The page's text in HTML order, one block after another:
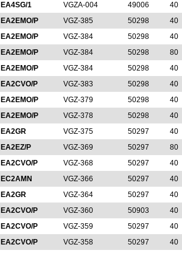
EA4SG/1
VGZA-004 49006 40
EA2EMO/P
VGZ-385 50298 40
EA2EMO/P
VGZ-384 50298 40
EA2EMO/P
VGZ-384 50298 80
EA2EMO/P
VGZ-384 50298 40
EA2CVO/P
VGZ-383 50298 40
EA2EMO/P
VGZ-379 50298 40
EA2EMO/P
VGZ-378 50298 40
EA2GR
VGZ-375 50297 40
EA2EZ/P
VGZ-369 50297 80
EA2CVO/P
VGZ-368 50297 40
EC2AMN
VGZ-366 50297 40
EA2GR
VGZ-364 50297 40
EA2CVO/P
VGZ-360 50903 40
EA2CVO/P
VGZ-359 50297 40
EA2CVO/P
VGZ-358 50297 40